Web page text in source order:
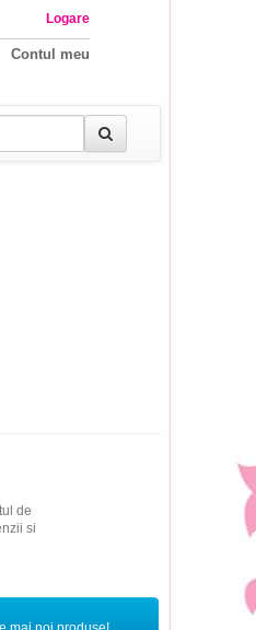
Logare
Contul meu
de
si